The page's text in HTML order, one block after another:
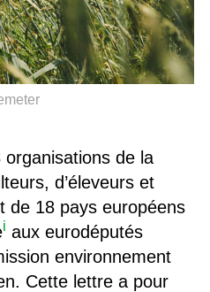
de la
d’éleveurs et
de 18 pays européens
i aux eurodéputés
environnement
Cette lettre a pour